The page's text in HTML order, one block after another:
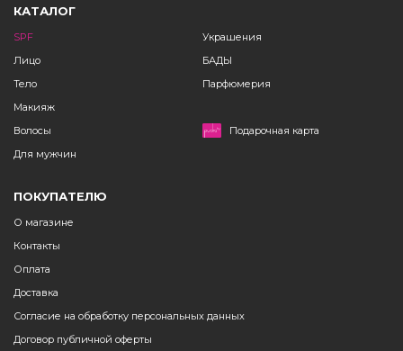
КАТАЛОГ
SPF
Лицо
Тело
Макияж
Волосы
Для мужчин
Украшения
БАДЫ
Парфюмерия
Подарочная карта
ПОКУПАТЕЛЮ
О магазине
Контакты
Оплата
Доставка
Согласие на обработку персональных данных
Договор публичной оферты